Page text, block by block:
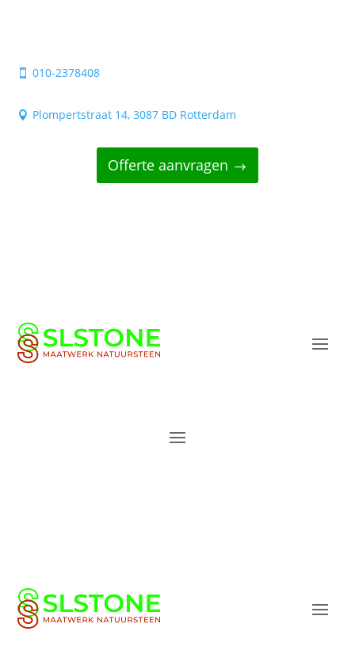
 010-2378408
 Plompertstraat 14, 3087 BD Rotterdam
Offerte aanvragen